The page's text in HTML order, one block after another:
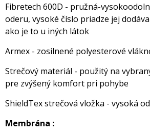
Fibretech 600D - pružná-
oderu, vysoké číslo priadze jej
ako je to u iných látok
Armex - zosilnené polyesterové
Strečový materiál - použitý na
pre zvýšený komfort pri pohybe
ShieldTex strečová vložka - vysoká
Membrána :